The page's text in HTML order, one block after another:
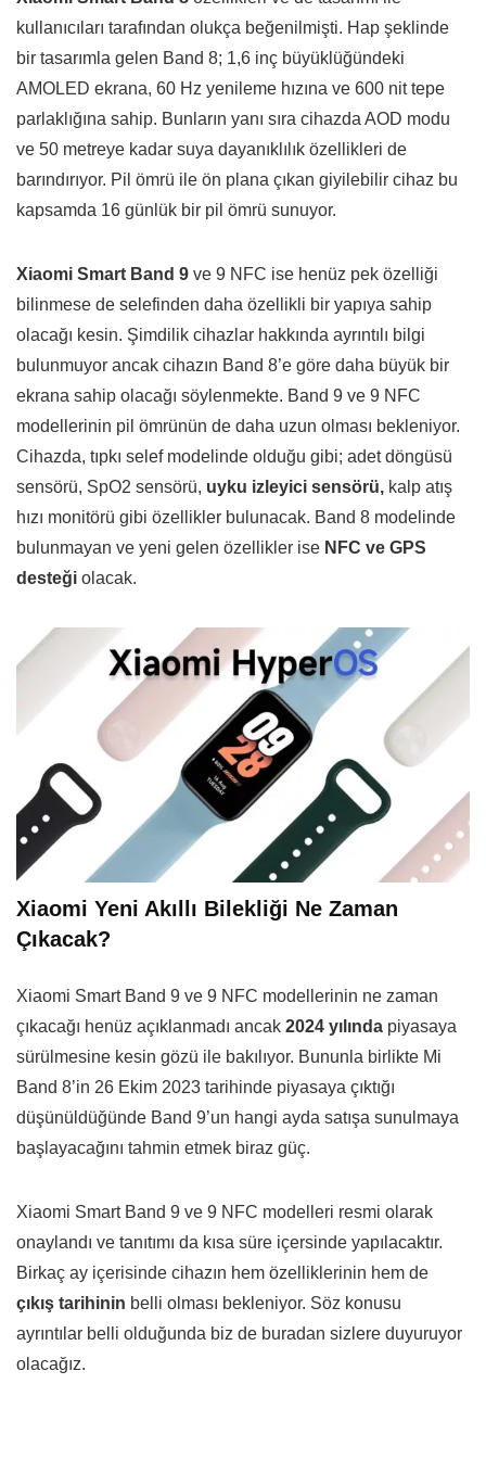
kullanıcıları tarafından olukça beğenilmişti. Hap şeklinde
bir tasarımla gelen Band 8; 1,6 inç büyüklüğündeki
AMOLED ekrana, 60 Hz yenileme hızına ve 600 nit tepe
parlaklığına sahip. Bunların yanı sıra cihazda AOD modu
ve 50 metreye kadar suya dayanıklılık özellikleri de
barındırıyor. Pil ömrü ile ön plana çıkan giyilebilir cihaz bu
kapsamda 16 günlük bir pil ömrü sunuyor.
Xiaomi Smart Band 9 ve 9 NFC ise henüz pek özelliği
bilinmese de selefinden daha özellikli bir yapıya sahip
olacağı kesin. Şimdilik cihazlar hakkında ayrıntılı bilgi
bulunmuyor ancak cihazın Band 8’e göre daha büyük bir
ekrana sahip olacağı söylenmekte. Band 9 ve 9 NFC
modellerinin pil ömrünün de daha uzun olması bekleniyor.
Cihazda, tıpkı selef modelinde olduğu gibi; adet döngüsü
sensörü, SpO2 sensörü, uyku izleyici sensörü, kalp atış
hızı monitörü gibi özellikler bulunacak. Band 8 modelinde
bulunmayan ve yeni gelen özellikler ise NFC ve GPS
desteği olacak.
Xiaomi Yeni Akıllı Bilekliği Ne Zaman
Çıkacak?
Xiaomi Smart Band 9 ve 9 NFC modellerinin ne zaman
çıkacağı henüz açıklanmadı ancak 2024 yılında piyasaya
sürülmesine kesin gözü ile bakılıyor. Bununla birlikte Mi
Band 8’in 26 Ekim 2023 tarihinde piyasaya çıktığı
düşünüldüğünde Band 9’un hangi ayda satışa sunulmaya
başlayacağını tahmin etmek biraz güç.
Xiaomi Smart Band 9 ve 9 NFC modelleri resmi olarak
onaylandı ve tanıtımı da kısa süre içersinde yapılacaktır.
Birkaç ay içerisinde cihazın hem özelliklerinin hem de
çıkış tarihinin belli olması bekleniyor. Söz konusu
ayrıntılar belli olduğunda biz de buradan sizlere duyuruyor
olacağız.